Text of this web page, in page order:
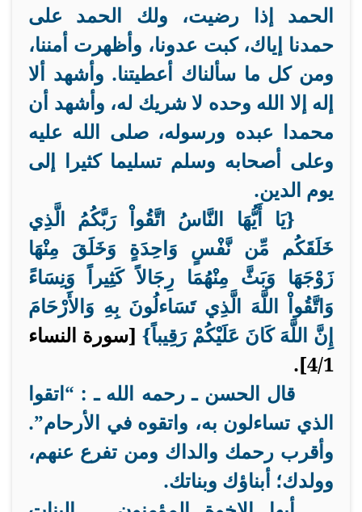
الحمد إذا رضيت، ولك الحمد على
حمدنا إياك، كبت عدونا، وأظهرت أمننا،
ومن كل ما سألناك أعطيتنا. وأشهد ألا
إله إلا الله وحده لا شريك له، وأشهد أن
محمدا عبده ورسوله، صلى الله عليه
وعلى أصحابه وسلم تسليما كثيرا إلى
يوم الدين.
{يَا أَيُّهَا النَّاسُ اتَّقُواْ رَبَّكُمُ الَّذِي
خَلَقَكُم مِّن نَّفْسٍ وَاحِدَةٍ وَخَلَقَ مِنْهَا
زَوْجَهَا وَبَثَّ مِنْهُمَا رِجَالاً كَثِيراً وَنِسَاءً
وَاتَّقُواْ اللَّهَ الَّذِي تَسَاءلُونَ بِهِ وَالأَرْحَامَ
إِنَّ اللَّهَ كَانَ عَلَيْكُمْ رَقِيباً} [سورة النساء
4/1].
قال الحسن ـ رحمه الله ـ : “اتقوا
الذي تساءلون به، واتقوه في الأرحام”.
وأقرب رحمك والداك ومن تفرع عنهم،
وولدك؛ أبناؤك وبناتك.